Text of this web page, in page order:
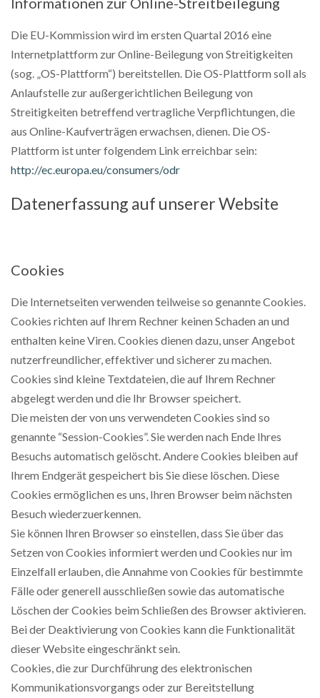
Die EU-Kommission wird im ersten Quartal 2016 eine
Internetplattform zur Online-Beilegung von Streitigkeiten
(sog. „OS-Plattform“) bereitstellen. Die OS-Plattform soll als
Anlaufstelle zur außergerichtlichen Beilegung von
Streitigkeiten betreffend vertragliche Verpflichtungen, die
aus Online-Kaufverträgen erwachsen, dienen. Die OS-
Plattform ist unter folgendem Link erreichbar sein:
http://ec.europa.eu/consumers/odr
Datenerfassung auf unserer Website
Cookies
Die Internetseiten verwenden teilweise so genannte Cookies.
Cookies richten auf Ihrem Rechner keinen Schaden an und
enthalten keine Viren. Cookies dienen dazu, unser Angebot
nutzerfreundlicher, effektiver und sicherer zu machen.
Cookies sind kleine Textdateien, die auf Ihrem Rechner
abgelegt werden und die Ihr Browser speichert.
Die meisten der von uns verwendeten Cookies sind so
genannte “Session-Cookies”. Sie werden nach Ende Ihres
Besuchs automatisch gelöscht. Andere Cookies bleiben auf
Ihrem Endgerät gespeichert bis Sie diese löschen. Diese
Cookies ermöglichen es uns, Ihren Browser beim nächsten
Besuch wiederzuerkennen.
Sie können Ihren Browser so einstellen, dass Sie über das
Setzen von Cookies informiert werden und Cookies nur im
Einzelfall erlauben, die Annahme von Cookies für bestimmte
Fälle oder generell ausschließen sowie das automatische
Löschen der Cookies beim Schließen des Browser aktivieren.
Bei der Deaktivierung von Cookies kann die Funktionalität
dieser Website eingeschränkt sein.
Cookies, die zur Durchführung des elektronischen
Kommunikationsvorgangs oder zur Bereitstellung